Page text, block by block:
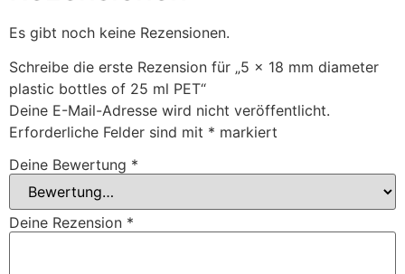
Es gibt noch keine Rezensionen.
Schreibe die erste Rezension für „5 x 18 mm diameter
plastic bottles of 25 ml PET“
Deine E-Mail-Adresse wird nicht veröffentlicht.
Erforderliche Felder sind mit * markiert
Deine Bewertung *
Deine Rezension *